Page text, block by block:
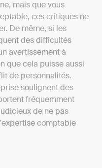
mais que vous
ces critiques ne
De même, si les
des difficultés
avertissement à
que cela puisse aussi
de personnalités.
soulignent des
fréquemment
de ne pas
comptable